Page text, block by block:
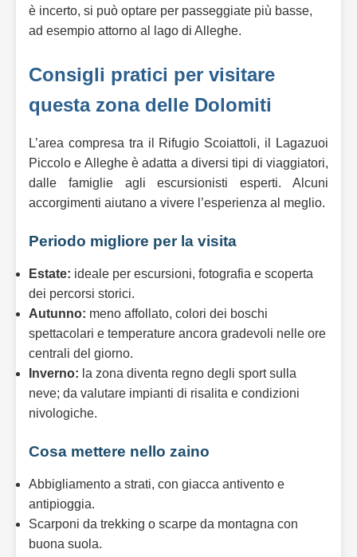
è incerto, si può optare per passeggiate più basse,
ad esempio attorno al lago di Alleghe.
Consigli pratici per visitare
questa zona delle Dolomiti
L’area compresa tra il Rifugio Scoiattoli, il Lagazuoi
Piccolo e Alleghe è adatta a diversi tipi di viaggiatori,
dalle famiglie agli escursionisti esperti. Alcuni
accorgimenti aiutano a vivere l’esperienza al meglio.
Periodo migliore per la visita
Estate: ideale per escursioni, fotografia e scoperta
dei percorsi storici.
Autunno: meno affollato, colori dei boschi
spettacolari e temperature ancora gradevoli nelle ore
centrali del giorno.
Inverno: la zona diventa regno degli sport sulla
neve; da valutare impianti di risalita e condizioni
nivologiche.
Cosa mettere nello zaino
Abbigliamento a strati, con giacca antivento e
antipioggia.
Scarponi da trekking o scarpe da montagna con
buona suola.